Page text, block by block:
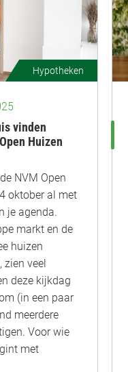
Hypotheken
vinden
Huizen
NVM Open
oktober al met
je agenda.
markt en de
huizen
zien veel
deze kijkdag
(in een paar
meerdere
Voor wie
met